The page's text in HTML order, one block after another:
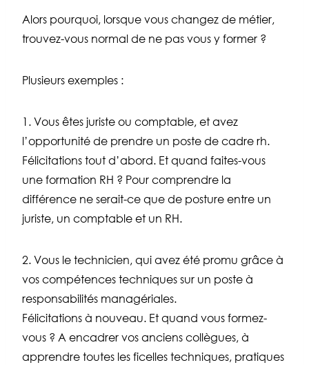
Alors pourquoi, lorsque vous changez de métier,
trouvez-vous normal de ne pas vous y former ?
Plusieurs exemples :
1. Vous êtes juriste ou comptable, et avez
l’opportunité de prendre un poste de cadre rh.
Félicitations tout d’abord. Et quand faites-vous
une formation RH ? Pour comprendre la
différence ne serait-ce que de posture entre un
juriste, un comptable et un RH.
2. Vous le technicien, qui avez été promu grâce à
vos compétences techniques sur un poste à
responsabilités managériales.
Félicitations à nouveau. Et quand vous formez-
vous ? A encadrer vos anciens collègues, à
apprendre toutes les ficelles techniques, pratiques